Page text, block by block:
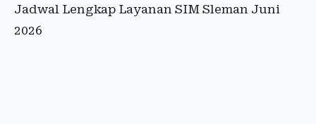
Jadwal Lengkap Layanan SIM Sleman Juni
2026